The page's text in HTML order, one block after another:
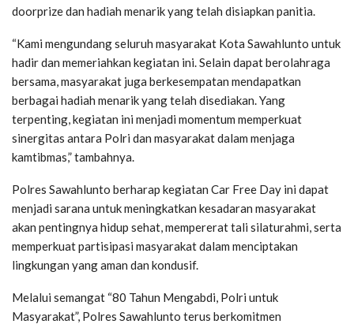
doorprize dan hadiah menarik yang telah disiapkan panitia.
“Kami mengundang seluruh masyarakat Kota Sawahlunto untuk
hadir dan memeriahkan kegiatan ini. Selain dapat berolahraga
bersama, masyarakat juga berkesempatan mendapatkan
berbagai hadiah menarik yang telah disediakan. Yang
terpenting, kegiatan ini menjadi momentum memperkuat
sinergitas antara Polri dan masyarakat dalam menjaga
kamtibmas,” tambahnya.
Polres Sawahlunto berharap kegiatan Car Free Day ini dapat
menjadi sarana untuk meningkatkan kesadaran masyarakat
akan pentingnya hidup sehat, mempererat tali silaturahmi, serta
memperkuat partisipasi masyarakat dalam menciptakan
lingkungan yang aman dan kondusif.
Melalui semangat “80 Tahun Mengabdi, Polri untuk
Masyarakat”, Polres Sawahlunto terus berkomitmen